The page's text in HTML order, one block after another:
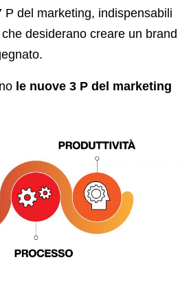
P del marketing, indispensabili
desiderano creare un brand
le nuove 3 P del marketing